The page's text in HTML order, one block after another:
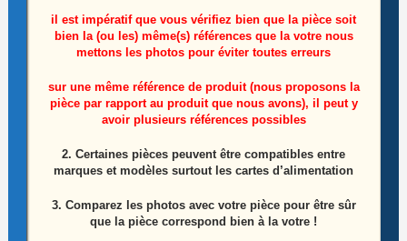
Cordon d’alimentation télé Techwood CL32010B
10,00€
il est impératif que vous vérifiez bien que la pièce soit
bien la (ou les) même(s) références que la votre nous
mettons les photos pour éviter toutes erreurs
sur une même référence de produit (nous proposons la
pièce par rapport au produit que nous avons), il peut y
avoir plusieurs références possibles
2. Certaines pièces peuvent être compatibles entre
marques et modèles surtout les cartes d’alimentation
3. Comparez les photos avec votre pièce pour être sûr
que la pièce correspond bien à la votre !